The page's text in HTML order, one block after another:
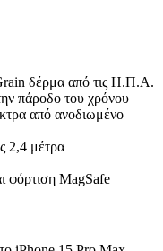
δέρμα από τις Η.Π.Α.
πάροδο του χρόνου
από ανοδιωμένο
2,4 μέτρα
φόρτιση MagSafe